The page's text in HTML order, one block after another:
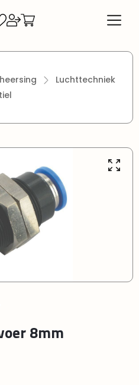
Luchttechniek
8mm